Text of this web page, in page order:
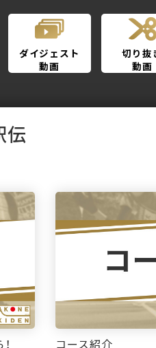
ダイジェスト
動画
切り抜
動画
伝
コース紹介